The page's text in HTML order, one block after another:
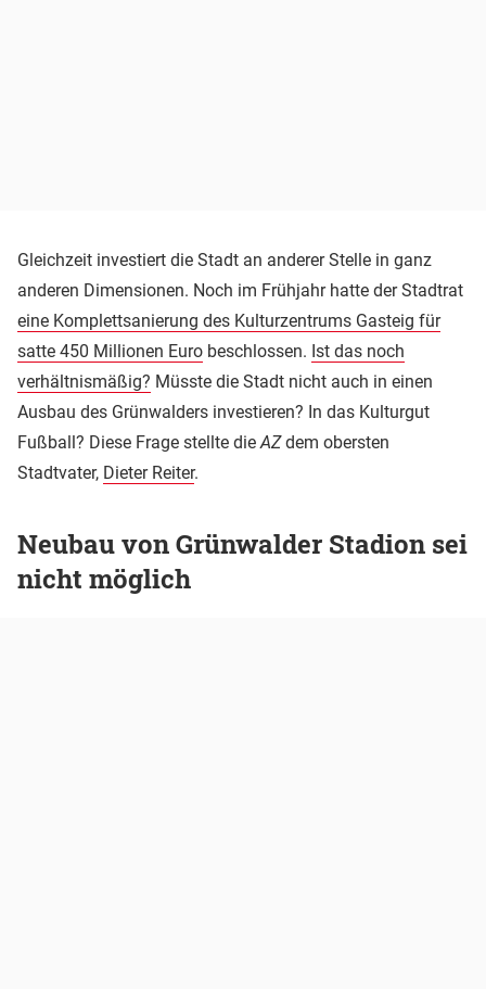
Gleichzeit investiert die Stadt an anderer Stelle in ganz
anderen Dimensionen. Noch im Frühjahr hatte der Stadtrat
eine Komplettsanierung des Kulturzentrums Gasteig für
satte 450 Millionen Euro beschlossen. Ist das noch
verhältnismäßig? Müsste die Stadt nicht auch in einen
Ausbau des Grünwalders investieren? In das Kulturgut
Fußball? Diese Frage stellte die AZdem obersten
Stadtvater, Dieter Reiter.
Neubau von Grünwalder Stadion sei
nicht möglich